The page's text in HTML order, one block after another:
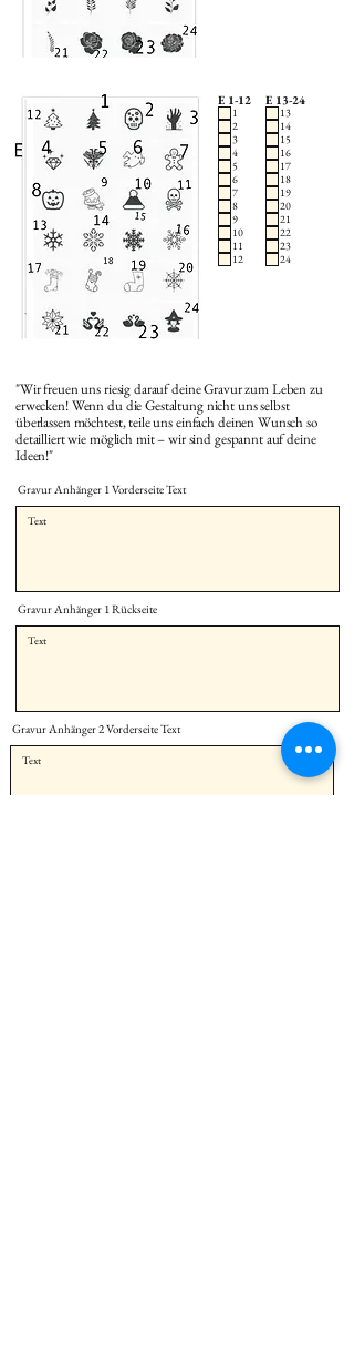
E 1-12
1
2
3
4
5
6
7
8
9
10
11
12
E 13-24
13
14
15
16
17
18
19
20
21
22
23
24
"Wir freuen uns riesig darauf deine Gravur zum Leben zu
erwecken! Wenn du die Gestaltung nicht uns selbst
überlassen möchtest, teile uns einfach deinen Wunsch so
detailliert wie möglich mit – wir sind gespannt auf deine
Ideen!"
Gravur Anhänger 1 Vorderseite Text
Gravur Anhänger 1 Rückseite
Gravur Anhänger 2 Vorderseite Text